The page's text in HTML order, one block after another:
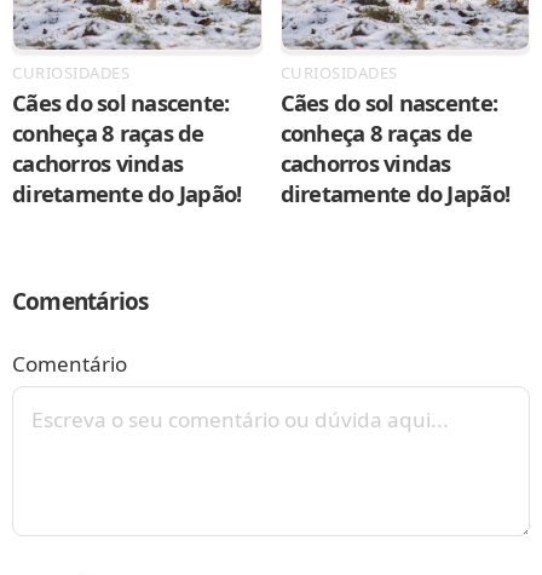
CURIOSIDADES
Cães do sol nascente:
conheça 8 raças de
cachorros vindas
diretamente do Japão!
CURIOSIDADES
Cães do sol nascente:
conheça 8 raças de
cachorros vindas
diretamente do Japão!
Comentários
Comentário